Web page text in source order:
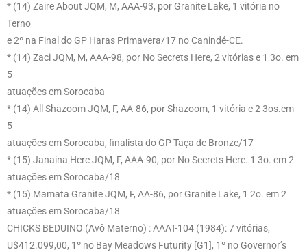
* (14) Zaire About JQM, M, AAA-93, por Granite Lake, 1 vitória no
Terno
e 2º na Final do GP Haras Primavera/17 no Canindé-CE.
* (14) Zaci JQM, M, AAA-98, por No Secrets Here, 2 vitórias e 1 3o. em
5
atuações em Sorocaba
* (14) All Shazoom JQM, F, AA-86, por Shazoom, 1 vitória e 2 3os.em
5
atuações em Sorocaba, finalista do GP Taça de Bronze/17
* (15) Janaina Here JQM, F, AAA-90, por No Secrets Here. 1 3o. em 2
atuações em Sorocaba/18
* (15) Mamata Granite JQM, F, AA-86, por Granite Lake, 1 2o. em 2
atuações em Sorocaba/18
CHICKS BEDUINO (Avô Materno) : AAAT-104 (1984): 7 vitórias,
U$412.099,00, 1º no Bay Meadows Futurity [G1], 1º no Governor’s